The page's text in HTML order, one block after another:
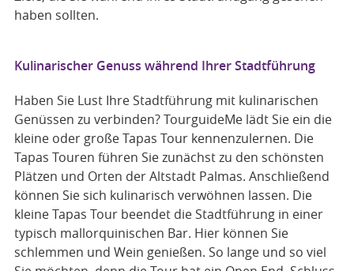
haben sollten.
Kulinarischer Genuss während Ihrer Stadtführung
Haben Sie Lust Ihre Stadtführung mit kulinarischen
Genüssen zu verbinden? TourguideMe lädt Sie ein die
kleine oder große Tapas Tour kennenzulernen. Die
Tapas Touren führen Sie zunächst zu den schönsten
Plätzen und Orten der Altstadt Palmas. Anschließend
können Sie sich kulinarisch verwöhnen lassen. Die
kleine Tapas Tour beendet die Stadtführung in einer
typisch mallorquinischen Bar. Hier können Sie
schlemmen und Wein genießen. So lange und so viel